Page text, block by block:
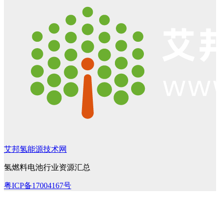
艾邦氢能源技术网
氢燃料电池行业资源汇总
粤ICP备17004167号